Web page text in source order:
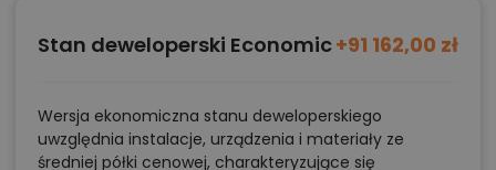
Stan deweloperski Economic+91 162,00 zł
Wersja ekonomiczna stanu deweloperskiego
uwzględnia instalacje, urządzenia i materiały ze
średniej półki cenowej, charakteryzujące się